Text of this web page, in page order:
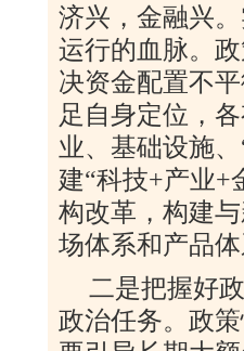
济兴，金融兴
运行的血脉。
决资金配置不
足自身定位，
业、基础设施、
建“科技+产业+
构改革，构建
场体系和产品
二是把握好
政治任务。政